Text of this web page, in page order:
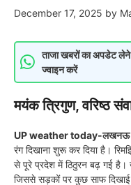
December 17, 2025 by
ताजा खबरों का अपडेट
ज्वाइन करें
मयंक त्रिगुण, वरिष्ठ
UP weather today-
रंग दिखाना शुरू कर दिया है।
से पूरे प्रदेश में ठिठुरन बढ़ गई है।
जिससे सड़कों पर कुछ साफ दिखाई